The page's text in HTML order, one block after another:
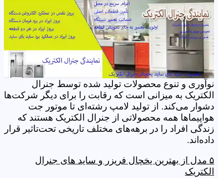
نوآوری‌ و تنوع محصولات تولید شده توسط جنرال
الکتریک به میزانی است که رقابت را برای دیگر شرکت‌ها
دشوار می‌کند. از تولید لامپ رشته‌ای تا موتور جت
هواپیماها همه محصولاتی از جنرال الکتریک هستند که
زندگی افراد را در برهه‌‌های مختلف تاریخی تحت‌تاثیر قرار
داده‌اند.
۵ مدل از بهترین یخچال فریزر و ساید های جنرال
الکتریک